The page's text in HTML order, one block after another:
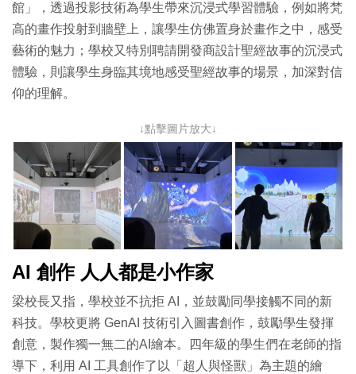
館」，透過投影技術為學生帶來沉浸式學習體驗，例如將梵
高的畫作投射到牆壁上，讓學生仿佛置身於畫作之中，感受
藝術的魅力；學校又特別聘請開發商設計聖經故事的沉浸式
體驗，則讓學生身臨其境地感受聖經故事的場景，加深對信
仰的理解。
↓點擊圖片放大↓
AI 創作 人人都是小作家
梁校長又指，學校並不抗拒 AI，並鼓勵同學接觸不同的新
科技。學校更將 GenAI 技術引入圖書創作，鼓勵學生發揮
創意，製作獨一無二的AI繪本。四年級的學生們在老師的指
導下，利用 AI 工具創作了以「超人與怪獸」為主題的繪